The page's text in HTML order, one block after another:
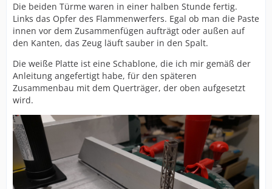
Die beiden Türme waren in einer halben Stunde fertig.
Links das Opfer des Flammenwerfers. Egal ob man die Paste
innen vor dem Zusammenfügen aufträgt oder außen auf
den Kanten, das Zeug läuft sauber in den Spalt.
Die weiße Platte ist eine Schablone, die ich mir gemäß der
Anleitung angefertigt habe, für den späteren
Zusammenbau mit dem Querträger, der oben aufgesetzt
wird.